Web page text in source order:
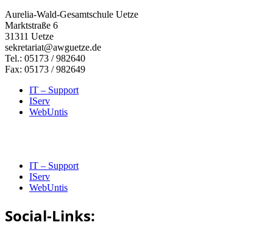
Aurelia-Wald-Gesamtschule Uetze
Marktstraße 6
31311 Uetze
sekretariat@awguetze.de
Tel.: 05173 / 982640
Fax: 05173 / 982649
IT – Support
IServ
WebUntis
IT – Support
IServ
WebUntis
Social-Links: